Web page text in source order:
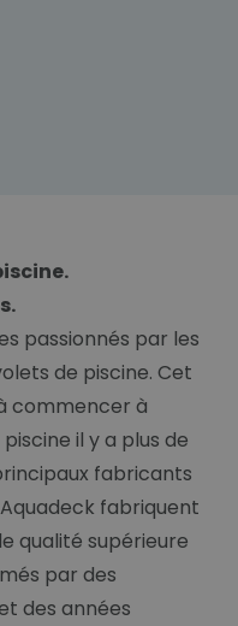
passionnés par les
de piscine. Cet
commencer à
il y a plus de
fabricants
fabriquent
qualité supérieure
par des
des années